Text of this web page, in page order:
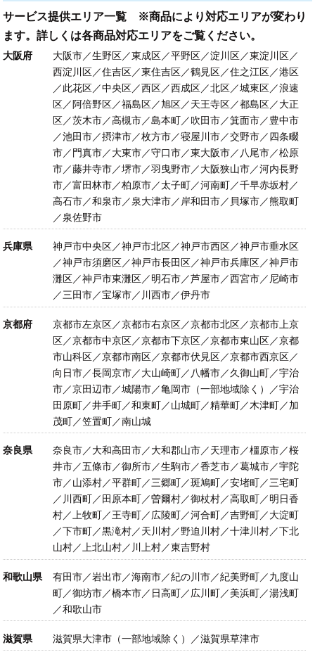
サービス提供エリア一覧 ※商品により対応エリアが変わり
ます。詳しくは各商品対応エリアをご覧ください。
大阪府
大阪市／生野区／東成区／平野区／淀川区／東淀川区／
西淀川区／住吉区／東住吉区／鶴見区／住之江区／港区
／此花区／中央区／西区／西成区／北区／城東区／浪速
区／阿倍野区／福島区／旭区／天王寺区／都島区／大正
区／茨木市／高槻市／島本町／吹田市／箕面市／豊中市
／池田市／摂津市／枚方市／寝屋川市／交野市／四条畷
市／門真市／大東市／守口市／東大阪市／八尾市／松原
市／藤井寺市／堺市／羽曳野市／大阪狭山市／河内長野
市／富田林市／柏原市／太子町／河南町／千早赤坂村／
高石市／和泉市／泉大津市／岸和田市／貝塚市／熊取町
／泉佐野市
兵庫県
神戸市中央区／神戸市北区／神戸市西区／神戸市垂水区
／神戸市須磨区／神戸市長田区／神戸市兵庫区／神戸市
灘区／神戸市東灘区／明石市／芦屋市／西宮市／尼崎市
／三田市／宝塚市／川西市／伊丹市
京都府
京都市左京区／京都市右京区／京都市北区／京都市上京
区／京都市中京区／京都市下京区／京都市東山区／京都
市山科区／京都市南区／京都市伏見区／京都市西京区／
向日市／長岡京市／大山崎町／八幡市／久御山町／宇治
市／京田辺市／城陽市／亀岡市（一部地域除く）／宇治
田原町／井手町／和東町／山城町／精華町／木津町／加
茂町／笠置町／南山城
奈良県
奈良市／大和高田市／大和郡山市／天理市／橿原市／桜
井市／五條市／御所市／生駒市／香芝市／葛城市／宇陀
市／山添村／平群町／三郷町／斑鳩町／安堵町／三宅町
／川西町／田原本町／曽爾村／御杖村／高取町／明日香
村／上牧町／王寺町／広陵町／河合町／吉野町／大淀町
／下市町／黒滝村／天川村／野迫川村／十津川村／下北
山村／上北山村／川上村／東吉野村
和歌山県
有田市／岩出市／海南市／紀の川市／紀美野町／九度山
町／御坊市／橋本市／日高町／広川町／美浜町／湯浅町
／和歌山市
滋賀県 滋賀県大津市（一部地域除く）／滋賀県草津市